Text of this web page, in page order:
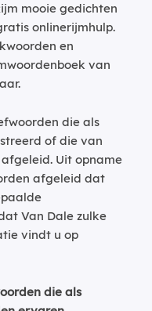
mooie gedichten
onlinerijmhulp.
en
van
die als
of die van
Uit opname
afgeleid dat
Van Dale zulke
vindt u op
die als